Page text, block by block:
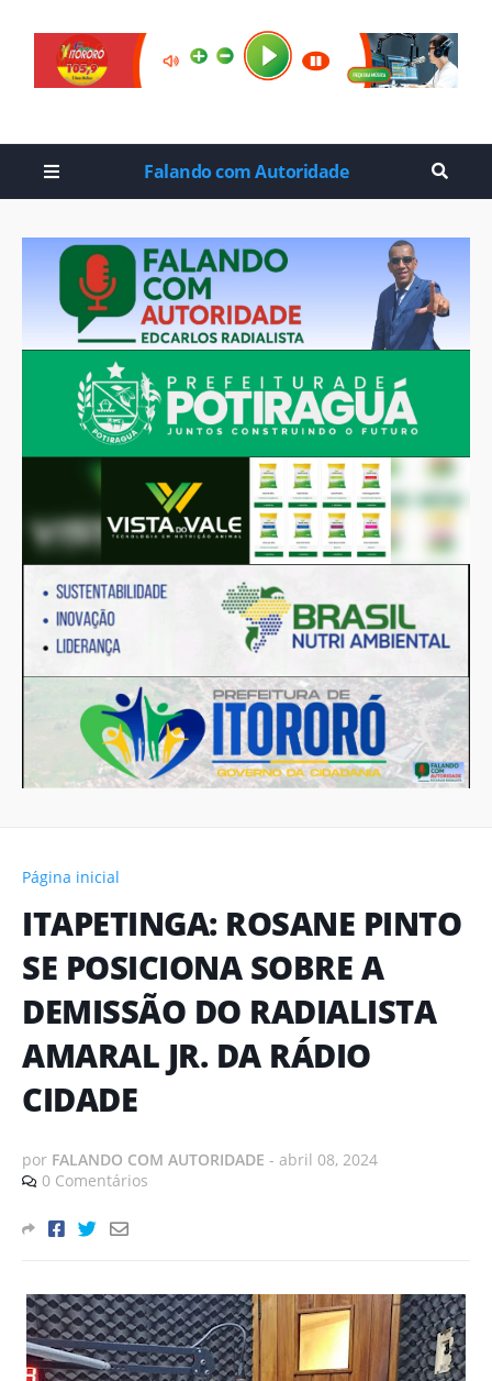
Falando com Autoridade
Página inicial
ITAPETINGA: ROSANE PINTO
SE POSICIONA SOBRE A
DEMISSÃO DO RADIALISTA
AMARAL JR. DA RÁDIO
CIDADE
por FALANDO COM AUTORIDADE - abril 08, 2024
0 Comentários